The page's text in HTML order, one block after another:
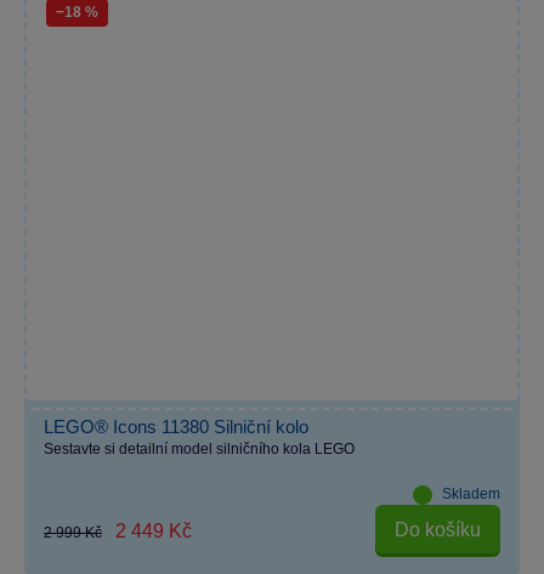
−18 %
LEGO® Icons 11380 Silniční kolo
Sestavte si detailní model silničního kola LEGO
Skladem
2 999 Kč 2 449 Kč Do košíku